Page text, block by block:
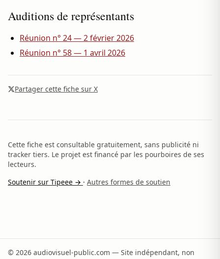
Auditions de représentants
Réunion n° 24 — 2 février 2026
Réunion n° 58 — 1 avril 2026
Partager cette fiche sur X
Cette fiche est consultable gratuitement, sans publicité ni
tracker tiers. Le projet est financé par les pourboires de ses
lecteurs.
Soutenir sur Tipeee → · Autres formes de soutien
© 2026 audiovisuel-public.com — Site indépendant, non